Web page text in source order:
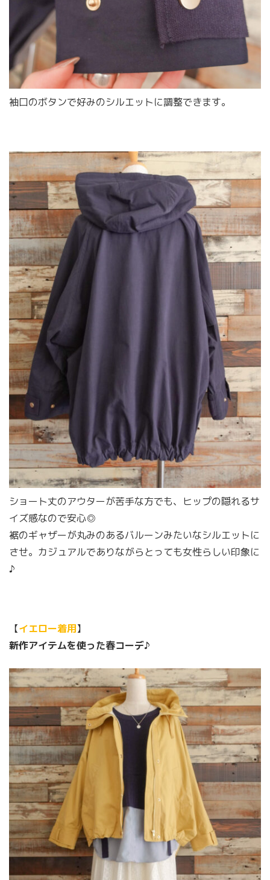
袖口のボタンで好みのシルエットに調整できます。
ショート丈のアウターが苦手な方でも、ヒップの隠れるサ
イズ感なので安心◎
裾のギャザーが丸みのあるバルーンみたいなシルエットに
させ。カジュアルでありながらとっても女性らしい印象に
♪
【イエロー着用】
新作アイテムを使った春コーデ♪